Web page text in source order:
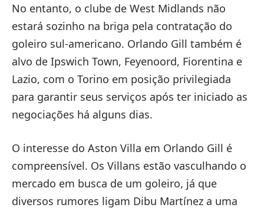
No entanto, o clube de West Midlands não
estará sozinho na briga pela contratação do
goleiro sul-americano. Orlando Gill também é
alvo de Ipswich Town, Feyenoord, Fiorentina e
Lazio, com o Torino em posição privilegiada
para garantir seus serviços após ter iniciado as
negociações há alguns dias.
O interesse do Aston Villa em Orlando Gill é
compreensível. Os Villans estão vasculhando o
mercado em busca de um goleiro, já que
diversos rumores ligam Dibu Martínez a uma